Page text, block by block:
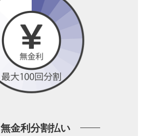
無金利分割払い